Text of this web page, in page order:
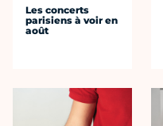
Les concerts
parisiens à voir en
août